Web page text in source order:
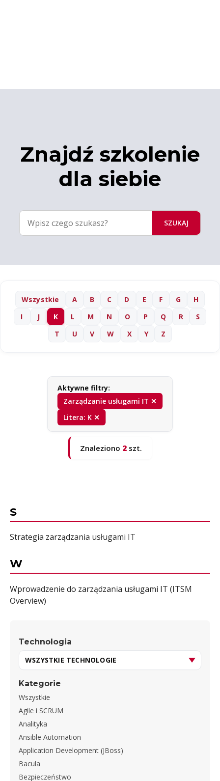
Znajdź szkolenie
dla siebie
SZUKAJ
Wszystkie A B C D E F G
H
I
J K L M N O P Q R
S
T
U V W X Y Z
Aktywne filtry:
Zarządzanie usługami IT ✕
Litera: K ✕
Znaleziono 2 szt.
S
Strategia zarządzania usługami IT
W
Wprowadzenie do zarządzania usługami IT (ITSM
Overview)
Technologia
Kategorie
Wszystkie
Agile i SCRUM
Analityka
Ansible Automation
Application Development (JBoss)
Bacula
Bezpieczeństwo